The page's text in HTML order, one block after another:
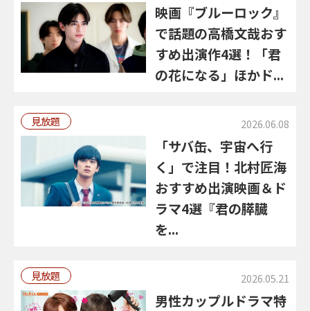
映画『ブルーロック』
で話題の高橋文哉おす
すめ出演作4選！「君
の花になる」ほかド...
見放題 2026.06.08
「サバ缶、宇宙へ行
く」で注目！北村匠海
おすすめ出演映画＆ド
ラマ4選『君の膵臓
を...
見放題 2026.05.21
男性カップルドラマ特